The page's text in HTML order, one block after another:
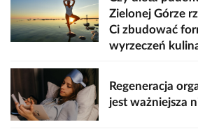
Zielonej Górze
Ci zbudować
wyrzeczeń
Regeneracja
jest ważniejsza